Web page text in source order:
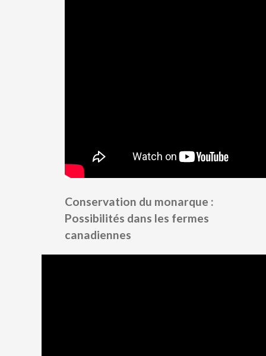
Conservation du monarque :
Possibilités dans les fermes
canadiennes